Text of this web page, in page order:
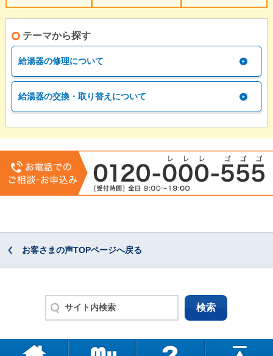
テーマから探す
給湯器の修理について
給湯器の交換・取り替えについて
お客さまの声TOPページへ戻る